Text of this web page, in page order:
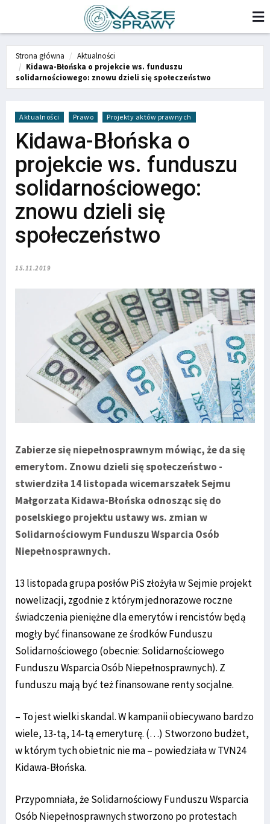
Strona główna
Aktualności
Kidawa-Błońska o projekcie ws. funduszu
solidarnościowego: znowu dzieli się społeczeństwo
Aktualności Prawo Projekty aktów prawnych
Kidawa-Błońska o
projekcie ws. funduszu
solidarnościowego:
znowu dzieli się
społeczeństwo
15.11.2019
Zabierze się niepełnosprawnym mówiąc, że da się
emerytom. Znowu dzieli się społeczeństwo -
stwierdziła 14 listopada wicemarszałek Sejmu
Małgorzata Kidawa-Błońska odnosząc się do
poselskiego projektu ustawy ws. zmian w
Solidarnościowym Funduszu Wsparcia Osób
Niepełnosprawnych.
13 listopada grupa posłów PiS złożyła w Sejmie projekt
nowelizacji, zgodnie z którym jednorazowe roczne
świadczenia pieniężne dla emerytów i rencistów będą
mogły być finansowane ze środków Funduszu
Solidarnościowego (obecnie: Solidarnościowego
Funduszu Wsparcia Osób Niepełnosprawnych). Z
funduszu mają być też finansowane renty socjalne.
– To jest wielki skandal. W kampanii obiecywano bardzo
wiele, 13-tą, 14-tą emeryturę. (…) Stworzono budżet,
w którym tych obietnic nie ma – powiedziała w TVN24
Kidawa-Błońska.
Przypomniała, że Solidarnościowy Funduszu Wsparcia
Osób Niepełnosprawnych stworzono po protestach